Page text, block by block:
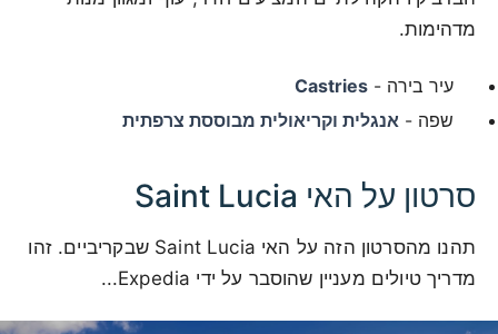
מדהימות.
עיר בירה - Castries
שפה - אנגלית וקריאולית מבוססת צרפתית
סרטון על האי Saint Lucia
תהנו מהסרטון הזה על האי Saint Lucia שבקריביים. זהו
מדריך טיולים מעניין שהוסבר על ידי Expedia...